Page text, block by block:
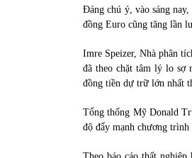
Đáng chú ý, vào sáng
đồng Euro cũng tăng lần
Imre Speizer, Nhà phân
đã theo chặt tâm lý lo sợ
đồng tiền dự trữ lớn nhất
Tổng thống Mỹ Donald
độ đẩy mạnh chương